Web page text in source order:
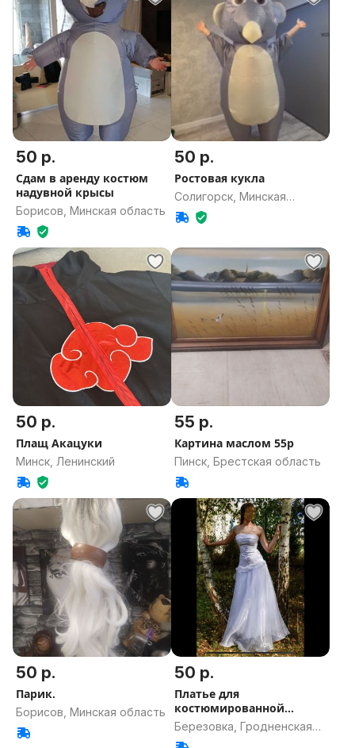
50 р.
Сдам в аренду костюм
надувной крысы
Борисов, Минская область
50 р.
Ростовая кукла
Солигорск, Минская
область
50 р.
Плащ Акацуки
Минск, Ленинский
55 р.
Картина маслом 55р
Пинск, Брестская область
50 р.
Парик.
Борисов, Минская область
50 р.
Платье для
костюмированной
вечеринки
Березовка, Гродненская
область